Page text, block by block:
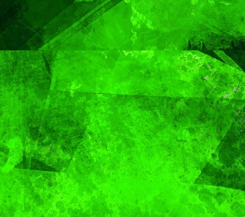
plantarán 6.6
millones de árboles
plantas
CIUDAD DEPORTES
Puebla Capital sigue
viviendo la pasión